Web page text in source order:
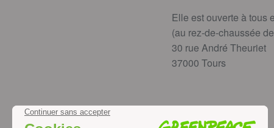
Elle est ouverte à tous
(au rez-de-chaussée
30 rue André Theuriet
37000 Tours